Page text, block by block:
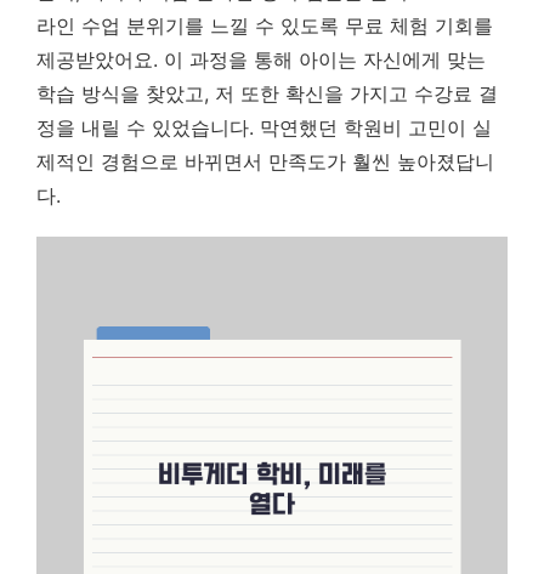
라인 수업 분위기를 느낄 수 있도록 무료 체험 기회를
제공받았어요. 이 과정을 통해 아이는 자신에게 맞는
학습 방식을 찾았고, 저 또한 확신을 가지고 수강료 결
정을 내릴 수 있었습니다. 막연했던 학원비 고민이 실
제적인 경험으로 바뀌면서 만족도가 훨씬 높아졌답니
다.